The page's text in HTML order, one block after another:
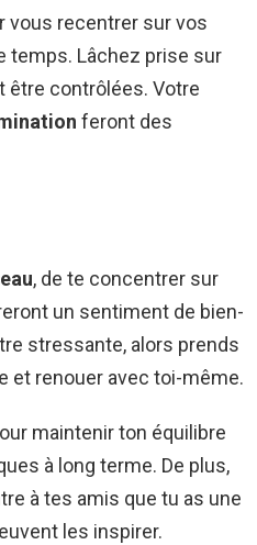
vous recentrer sur vos
temps. Lâchez prise sur
être contrôlées. Votre
feront des
, de te concentrer sur
un sentiment de bien-
stressante, alors prends
et renouer avec toi-même.
maintenir ton équilibre
à long terme. De plus,
à tes amis que tu as une
les inspirer.